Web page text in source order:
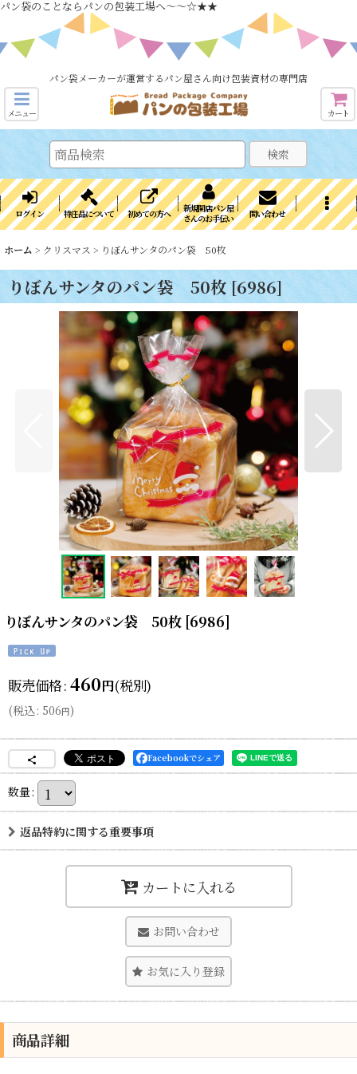
パン袋のことならパンの包装工場へ～～☆★★
パン袋メーカーが運営するパン屋さん向け包装資材の専門店
メニュー カート
検索
ログイン 特注品について 初めての方へ
新規開店パン屋
さんのお手伝い
問い合わせ
ホーム > クリスマス > りぼんサンタのパン袋 50枚
りぼんサンタのパン袋 50枚 [6986]
りぼんサンタのパン袋 50枚 [6986]
販売価格: 460円(税別)
(税込: 506円)
Facebookでシェア
数量:
返品特約に関する重要事項
カートに入れる
お問い合わせ
お気に入り登録
商品詳細